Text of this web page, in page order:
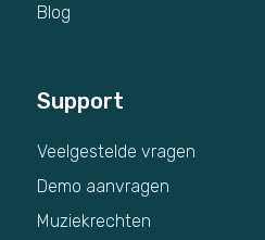
Blog
Support
Veelgestelde vragen
Demo aanvragen
Muziekrechten